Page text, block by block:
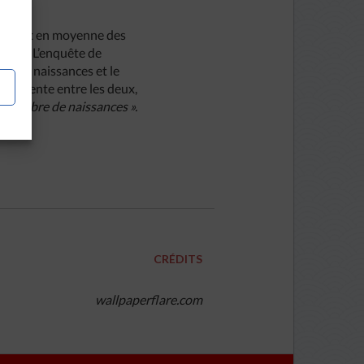
en moyenne des
L’enquête de
de naissances et le
évidente entre les deux,
de naissances ».
CRÉDITS
wallpaperflare.com